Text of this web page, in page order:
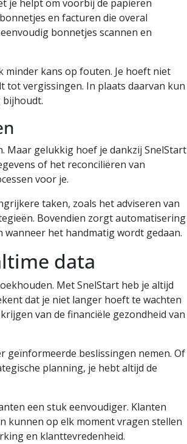
je helpt om voorbij de papieren
en facturen die overal
bonnetjes scannen en
kans op fouten. Je hoeft niet
tot vergissingen. In plaats daarvan kun
bijhoudt.
Maar gelukkig hoef je dankzij SnelStart
of het reconciliëren van
voor je.
taken, zoals het adviseren van
Bovendien zorgt automatisering
het handmatig wordt gedaan.
data
Met SnelStart heb je altijd
dat je niet langer hoeft te wachten
van de financiële gezondheid van
geïnformeerde beslissingen nemen. Of
planning, je hebt altijd de
een stuk eenvoudiger. Klanten
kunnen op elk moment vragen stellen
en klanttevredenheid.